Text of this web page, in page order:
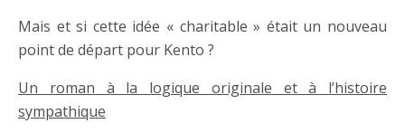
Mais et si cette idée « charitable » était un nouveau
point de départ pour Kento ?
Un roman à la logique originale et à l’histoire
sympathique